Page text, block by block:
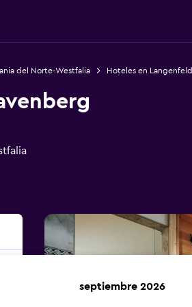
del Norte-Westfalia Hoteles en Langenfeld
septiembre 2026